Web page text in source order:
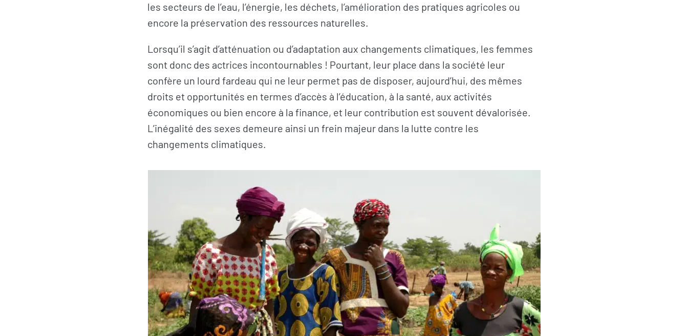
les secteurs de l’eau, l’énergie, les déchets, l’amélioration des pratiques agricoles ou
encore la préservation des ressources naturelles.
Lorsqu’il s’agit d’atténuation ou d’adaptation aux changements climatiques, les femmes
sont donc des actrices incontournables ! Pourtant, leur place dans la société leur
confère un lourd fardeau qui ne leur permet pas de disposer, aujourd’hui, des mêmes
droits et opportunités en termes d’accès à l’éducation, à la santé, aux activités
économiques ou bien encore à la finance, et leur contribution est souvent dévalorisée.
L’inégalité des sexes demeure ainsi un frein majeur dans la lutte contre les
changements climatiques.